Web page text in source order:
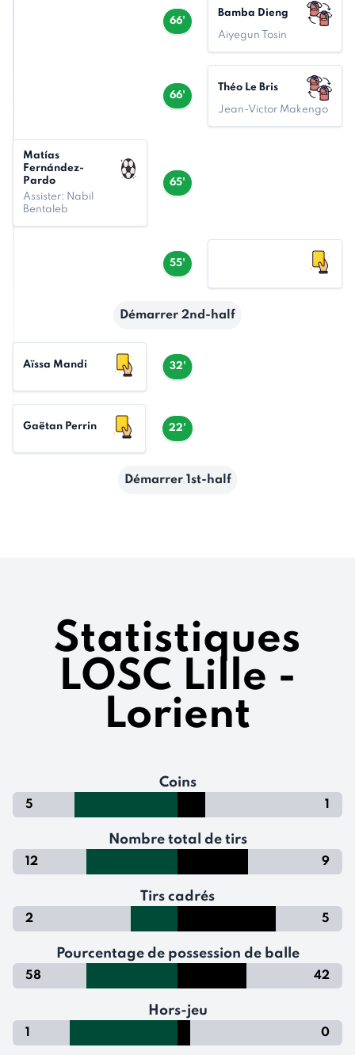
66'
Bamba Dieng
Aiyegun Tosin
66'
Théo Le Bris
Jean-Victor Makengo
65'
Matías
Fernández-
Pardo
Assister: Nabil
Bentaleb
55'
Démarrer 2nd-half
32'
Aïssa Mandi
22'
Gaëtan Perrin
Démarrer 1st-half
Statistiques
LOSC Lille -
Lorient
Coins
5 1
Nombre total de tirs
12 9
Tirs cadrés
2 5
Pourcentage de possession de balle
58 42
Hors-jeu
1 0